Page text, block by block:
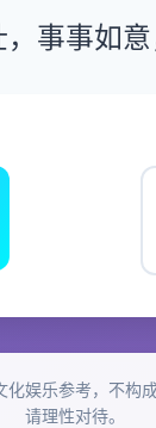
事事如意
娱乐参考，不构
请理性对待。